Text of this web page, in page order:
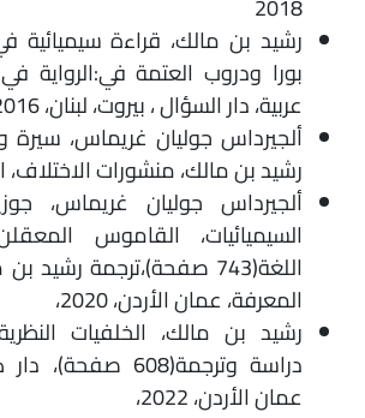
رشيد بن مالك، قراءة سيميائية
بورا ودروب العتمة في:الرواية
عربية، دار السؤال ، بيروت، لبنان، 2016.
ألجيرداس جوليان غريماس، سيرة
رشيد بن مالك، منشورات الاختلاف،
ألجيرداس جوليان غريماس،
السيميائيات، القاموس
اللغة(743 صفحة)،ترجمة رشيد
المعرفة، عمان الأردن، 2020،
رشيد بن مالك، الخلفيات النظرية
دراسة وترجمة(608
عمان الأردن، 2022،